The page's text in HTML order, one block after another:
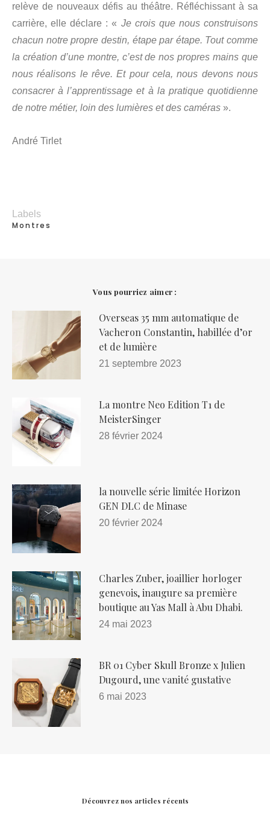
relève de nouveaux défis au théâtre. Réfléchissant à sa
carrière, elle déclare : « Je crois que nous construisons
chacun notre propre destin, étape par étape. Tout comme
la création d’une montre, c’est de nos propres mains que
nous réalisons le rêve. Et pour cela, nous devons nous
consacrer à l’apprentissage et à la pratique quotidienne
de notre métier, loin des lumières et des caméras ».
André Tirlet
Labels
Montres
Vous pourriez aimer :
Overseas 35 mm automatique de
Vacheron Constantin, habillée d’or
et de lumière
21 septembre 2023
La montre Neo Edition T1 de
MeisterSinger
28 février 2024
la nouvelle série limitée Horizon
GEN DLC de Minase
20 février 2024
Charles Zuber, joaillier horloger
genevois, inaugure sa première
boutique au Yas Mall à Abu Dhabi.
24 mai 2023
BR 01 Cyber​​ Skull Bronze x Julien
Dugourd, une vanité gustative
6 mai 2023
Découvrez nos articles récents